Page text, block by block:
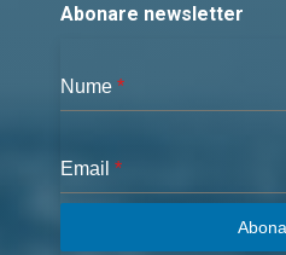
Abonare newsletter
Nume *
Email *